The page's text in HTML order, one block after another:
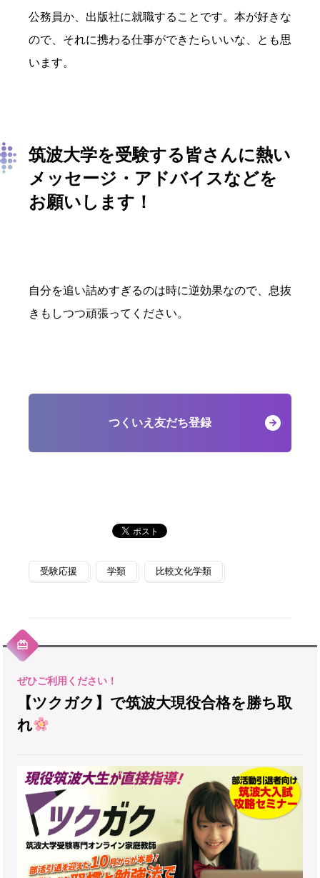
公務員か、出版社に就職することです。本が好きな
ので、それに携わる仕事ができたらいいな、とも思
います。
筑波大学を受験する皆さんに熱い
メッセージ・アドバイスなどを
お願いします！
自分を追い詰めすぎるのは時に逆効果なので、息抜
きもしつつ頑張ってください。
つくいえ友だち登録
受験応援 学類 比較文化学類
【ツクガク】で筑波大現役合格を勝ち取
れ